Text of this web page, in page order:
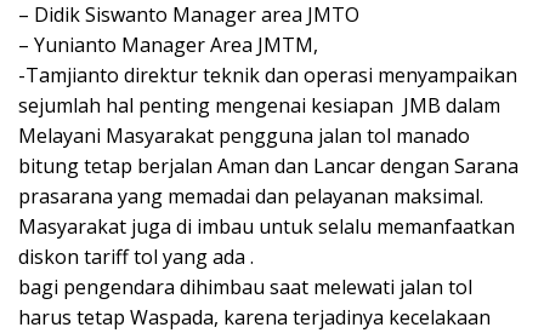
– Didik Siswanto Manager area JMTO
– Yunianto Manager Area JMTM,
-Tamjianto direktur teknik dan operasi menyampaikan
sejumlah hal penting mengenai kesiapan JMB dalam
Melayani Masyarakat pengguna jalan tol manado
bitung tetap berjalan Aman dan Lancar dengan Sarana
prasarana yang memadai dan pelayanan maksimal.
Masyarakat juga di imbau untuk selalu memanfaatkan
diskon tariff tol yang ada .
bagi pengendara dihimbau saat melewati jalan tol
harus tetap Waspada, karena terjadinya kecelakaan